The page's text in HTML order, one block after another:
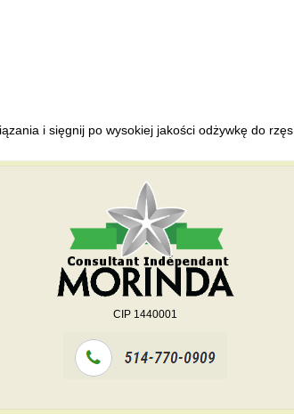
i sięgnij po wysokiej jakości odżywkę do rzęs.
CIP 1440001